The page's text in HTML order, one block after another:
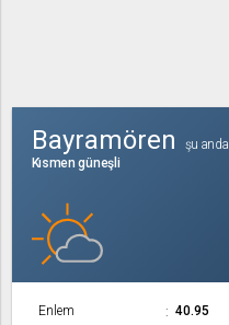
Bayramören
şu anda
Kısmen güneşli
Enlem
40.95